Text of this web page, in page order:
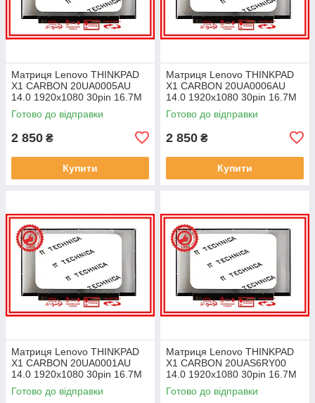
Матриця Lenovo THINKPAD
X1 CARBON 20UA0005AU
14.0 1920x1080 30pin 16.7M
45% NTSC 300 cd/m² для
ноутбука
Готово до відправки
2 850 ₴
Купити
Матриця Lenovo THINKPAD
X1 CARBON 20UA0006AU
14.0 1920x1080 30pin 16.7M
45% NTSC 300 cd/m² для
ноутбука
Готово до відправки
2 850 ₴
Купити
Матриця Lenovo THINKPAD
X1 CARBON 20UA0001AU
14.0 1920x1080 30pin 16.7M
45% NTSC 300 cd/m² для
ноутбука
Готово до відправки
Матриця Lenovo THINKPAD
X1 CARBON 20UAS6RY00
14.0 1920x1080 30pin 16.7M
45% NTSC 300 cd/m² для
ноутбука
Готово до відправки